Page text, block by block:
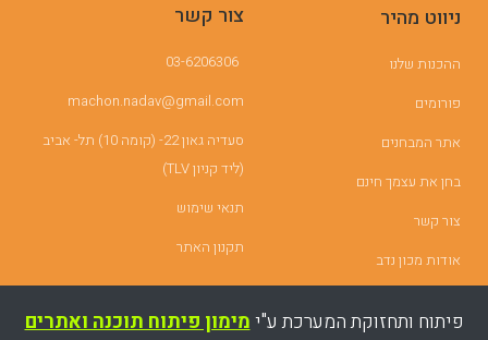
ניווט מהיר
ההכנות שלנו
פורומים
אתר המבחנים
בחן את עצמך חינם
צור קשר
אודות מכון נדב
צור קשר
03-6206306
machon.nadav@gmail.com
סעדיה גאון 22- (קומה 10) תל- אביב
(ליד קניון TLV)
תנאי שימוש
תקנון האתר
פיתוח ותחזוקת המערכת ע"ימימון פיתוח תוכנה ואתרים